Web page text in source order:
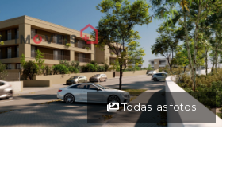
Todas las fotos